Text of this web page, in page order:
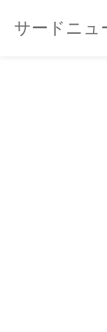
サードニュ